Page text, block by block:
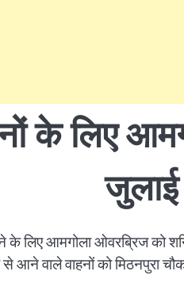
के लिए
लिए आमगोला ओवरब्रिज को
वाले वाहनों को मिठनपुरा